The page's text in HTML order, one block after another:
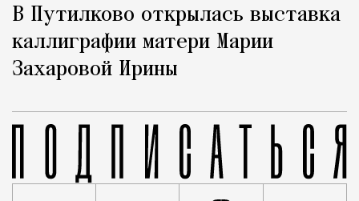
В Путилково открылась выставка
каллиграфии матери Марии
Захаровой Ирины